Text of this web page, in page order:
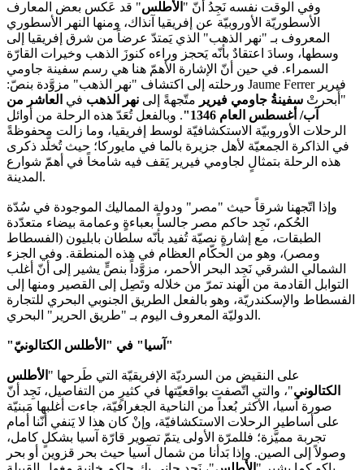
وفي الوقت نفسه نَجِدُ أنّ "الأطلس" قد عَكس بعض المعارف
الأسطوريّة الأوروبيّة عن إفريقيا آنذاك، ومنها النهر الأسطوري
المعروف بـ "نهر الذهب" الذي يَمتدّ عرضاً من شرق إفريقيا إلى
وسطها، وسادَ اعتقادٌ بأنّه يَحجز وراءه كنوزَ الذهب وخيرات القارّة
السمراء. في حين أنّ الإشارة الأهمّ هنا هي رسم سفينة جاومي
فيريرJaume Ferrer ورحلته إلى اكتشاف "نهر الذهب" مزوَّدة بنصّ:
"أَبحرتْ سفينةُ جاومي فيرير متّجهةً إلى نهر الذهب في العاشر من
آب/ أغسطس العام 1346
". وبالفعل تُعَدّ هذه الرحلة من أوائل
الرحلات الأوروبيّة الاستكشافيّة لوسط إفريقيا، وما زالت محفوظةً
في الذاكرة الجمعيّة لأهل جزيرة بالما في مايوركا؛ حيث تُخلَّد ذكرى
هذه الرحلة بتمثالٍ لجاومي فيرير يَقف فيه شامخاً في أهمّ شوارع
المدينة.
وإذا اتّجهنا شرقاً حيث "مصر" ودولة المماليك الموجودة في سُدّة
الحُكم، نَجِد حاكم مصر جالساً بعباءةٍ وعمامة بيضاء متعدّدة
الطبقات، مع إشارةٍ نصيّة تُفيد بأنّه سلطان بابليون (الفسطاط
ومصر)، وهو من الحكّام العظام في هذه المنطقة. وفي الجزء
الشمالي الشرقي نَجِد البحر الأحمر، مزوَّداً بنصٍّ يشير إلى أنّ أغلب
التوابل القادمة من الهند تمرّ من خلاله وتَصِل إلى القصير ومنها إلى
الفسطاط والإسكندريّة، وهو بالفعل الطريق الجنوبي البحري للتجارة
الدوليّة المعروف اليوم بـ "طريق الحرير" البحري.
"آسيا" في "الأطلس الكتالونيّ"
على النقيض من السرديّة الإفريقيّة التي طَرحها "الأطلس
الكتالوني"، والتي اتّصفت بواقعيّتها في كثيرٍ من التفاصيل، نَجِد أنّ
صورة آسيا، الأكثر بُعداً من الناحية الجغرافيّة، جاءت أغلبها مَبنيّة
على أساطير الرحلات الاستكشافيّة، وإنْ كان هذا لا يَنفي أنّنا أمام
تجربة مميَّزة؛ فللمرّة الأولى يتمّ تصوير قارّة آسيا بشكلٍ كامل،
وصولاً إلى الصين. وإذا بَدأنا من شمال آسيا حيث بحر قزوين أو بحر